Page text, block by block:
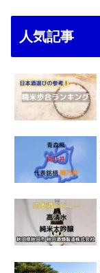
人気記事